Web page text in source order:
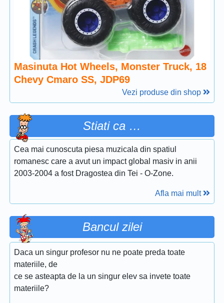
Masinuta Hot Wheels, Monster Truck, 18
Chevy Cmaro SS, JDP69
Vezi produse din shop
Stiati ca …
Cea mai cunoscuta piesa muzicala din spatiul
romanesc care a avut un impact global masiv in anii
2003-2004 a fost Dragostea din Tei - O-Zone.
Afla mai mult
Bancul zilei
Daca un singur profesor nu ne poate preda toate
materiile, de
ce se asteapta de la un singur elev sa invete toate
materiile?